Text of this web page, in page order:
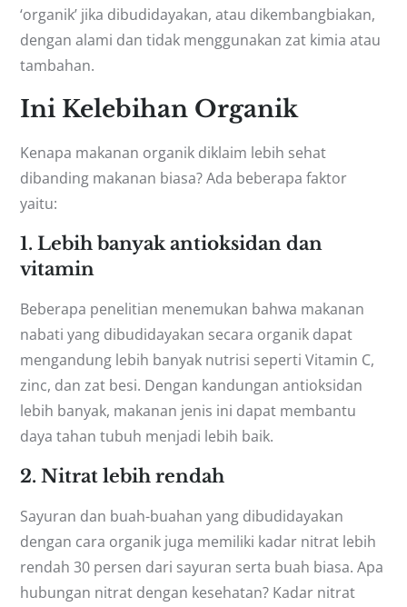
‘organik’ jika dibudidayakan, atau dikembangbiakan,
dengan alami dan tidak menggunakan zat kimia atau
tambahan.
Ini Kelebihan Organik
Kenapa makanan organik diklaim lebih sehat
dibanding makanan biasa? Ada beberapa faktor
yaitu:
1. Lebih banyak antioksidan dan
vitamin
Beberapa penelitian menemukan bahwa makanan
nabati yang dibudidayakan secara organik dapat
mengandung lebih banyak nutrisi seperti Vitamin C,
zinc, dan zat besi. Dengan kandungan antioksidan
lebih banyak, makanan jenis ini dapat membantu
daya tahan tubuh menjadi lebih baik.
2. Nitrat lebih rendah
Sayuran dan buah-buahan yang dibudidayakan
dengan cara organik juga memiliki kadar nitrat lebih
rendah 30 persen dari sayuran serta buah biasa. Apa
hubungan nitrat dengan kesehatan? Kadar nitrat